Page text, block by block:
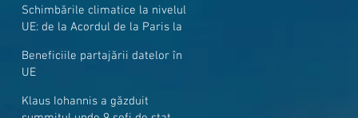
Schimbările climatice la nivelul
UE: de la Acordul de la Paris la
Beneficiile partajării datelor în
UE
Klaus Iohannis a găzduit